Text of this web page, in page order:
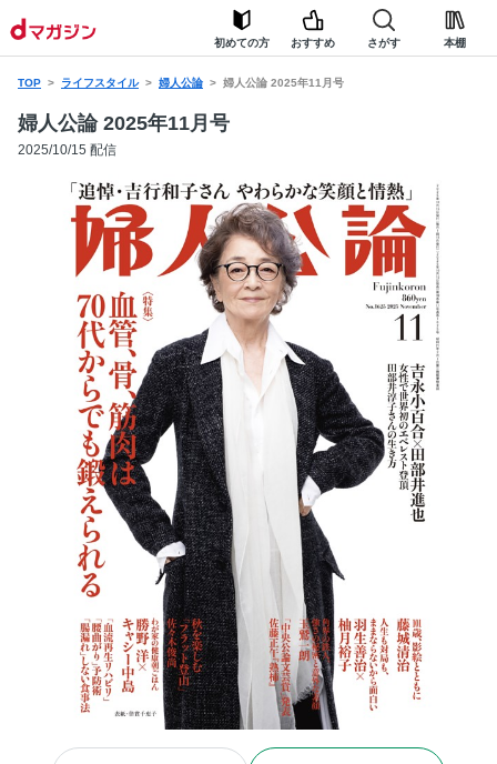
初めての方 おすすめ さがす 本棚
TOP ライフスタイル 婦人公論 婦人公論 2025年11月号
婦人公論 2025年11月号
2025/10/15 配信